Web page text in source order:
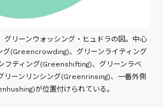
グリーンウォッシング・ヒュドラの図。中心
グ(Greencrowding)、グリーンライティング
フティング(Greenshifting)、グリーンラベ
ーンリンシング(Greenrinsing)、一番外側
が位置付けられている。